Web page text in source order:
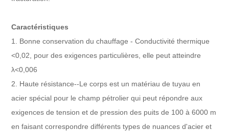
Caractéristiques
1. Bonne conservation du chauffage - Conductivité thermique
<0,02, pour des exigences particulières, elle peut atteindre
λ<0,006
2. Haute résistance--Le corps est un matériau de tuyau en
acier spécial pour le champ pétrolier qui peut répondre aux
exigences de tension et de pression des puits de 100 à 6000 m
en faisant correspondre différents types de nuances d'acier et